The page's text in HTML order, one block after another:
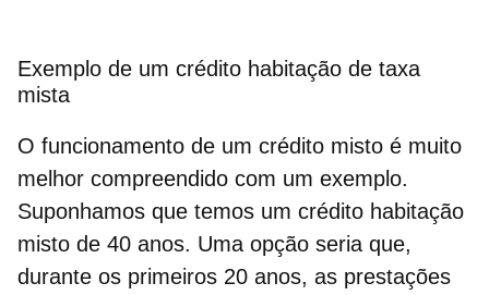
Exemplo de um crédito habitação de taxa
mista
O funcionamento de um crédito misto é muito
melhor compreendido com um exemplo.
Suponhamos que temos um crédito habitação
misto de 40 anos. Uma opção seria que,
durante os primeiros 20 anos, as prestações